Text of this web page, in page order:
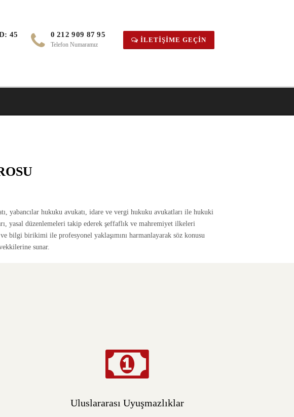
45 0 212 909 87 95
Telefon Numaramız
İLETIŞIME GEÇIN
yabancılar hukuku avukatı, idare ve vergi hukuku avukatları ile hukuki
yasal düzenlemeleri takip ederek şeffaflık ve mahremiyet ilkeleri
bilgi birikimi ile profesyonel yaklaşımını harmanlayarak söz konusu
sunar.
Uluslararası Uyuşmazlıklar